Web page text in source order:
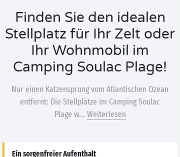
Finden Sie den idealen
Stellplatz für Ihr Zelt oder
Ihr Wohnmobil im
Camping Soulac Plage!
Nur einen Katzensprung vom Atlantischen Ozean
entfernt: Die Stellplätze im Camping Soulac
Plage w... Weiterlesen
Ein sorgenfreier Aufenthalt